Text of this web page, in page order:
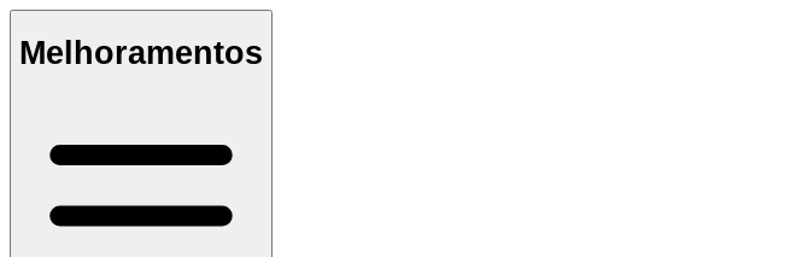
Melhoramentos